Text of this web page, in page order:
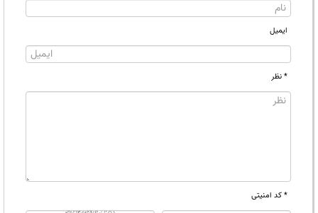
ایمیل
* نظر
* کد امنیتی